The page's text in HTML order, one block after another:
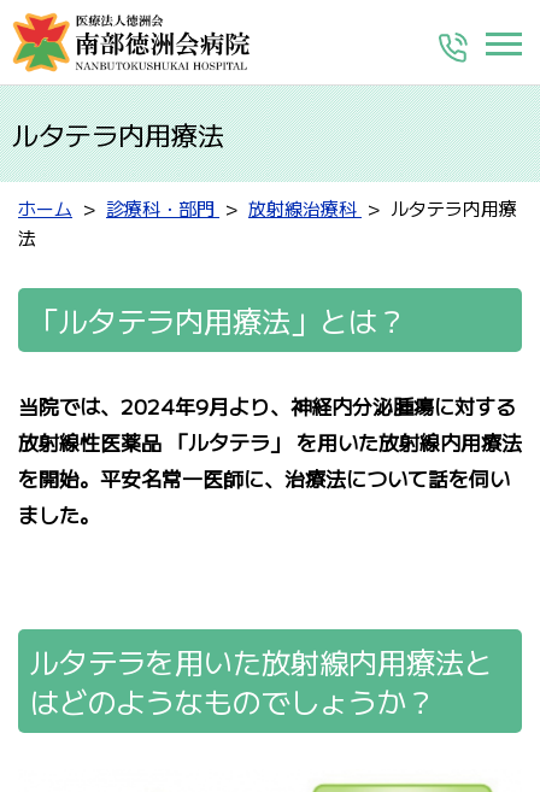
ルタテラ内用療法
ホーム 診療科・部門 放射線治療科
ルタテラ内用療
法
「ルタテラ内用療法」とは？
当院では、2024年9月より、神経内分泌腫瘍に対する
放射線性医薬品 「ルタテラ」 を用いた放射線内用療法
を開始。平安名常一医師に、治療法について話を伺い
ました。
ルタテラを用いた放射線内用療法と
はどのようなものでしょうか？